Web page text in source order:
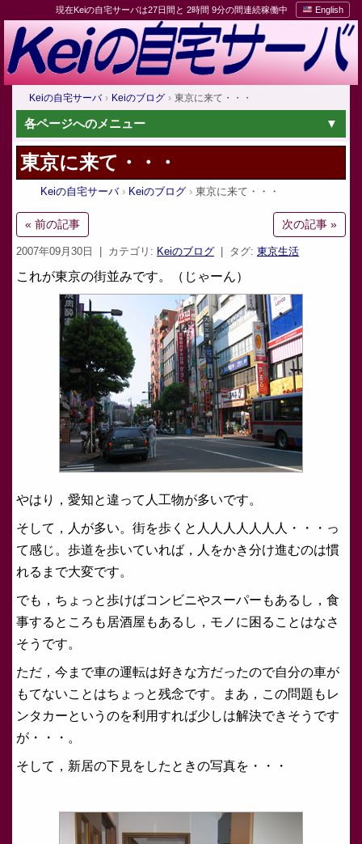
現在Keiの自宅サーバは27日間と 2時間 9分の間連続稼働中 English
Keiの自宅サーバ Keiのブログ 東京に来て・・・
各ページへのメニュー
東京に来て・・・
Keiの自宅サーバ Keiのブログ 東京に来て・・・
« 前の記事 次の記事 »
2007年09月30日 | カテゴリ: Keiのブログ | タグ: 東京生活
これが東京の街並みです。（じゃーん）
やはり，愛知と違って人工物が多いです。
そして，人が多い。街を歩くと人人人人人人人・・・っ
て感じ。歩道を歩いていれば，人をかき分け進むのは慣
れるまで大変です。
でも，ちょっと歩けばコンビニやスーパーもあるし，食
事するところも居酒屋もあるし，モノに困ることはなさ
そうです。
ただ，今まで車の運転は好きな方だったので自分の車が
もてないことはちょっと残念です。まあ，この問題もレ
ンタカーというのを利用すれば少しは解決できそうです
が・・・。
そして，新居の下見をしたときの写真を・・・